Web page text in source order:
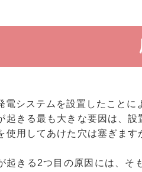
電システムを設置したこと
起きる最も大きな要因は、
使用してあけた穴は塞ぎま
起きる2つ目の原因には、そ